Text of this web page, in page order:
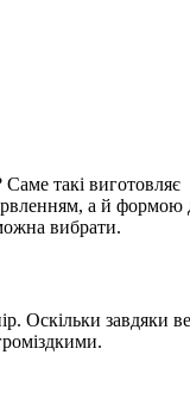
такі
а й
вибрати.
завдяки